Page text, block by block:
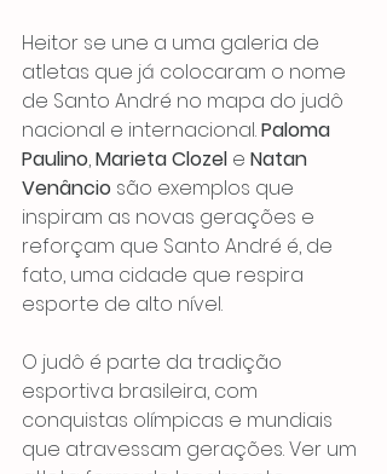
Heitor se une a uma galeria de
atletas que já colocaram o nome
de Santo André no mapa do judô
nacional e internacional. Paloma
Paulino, Marieta Clozel e Natan
Venâncio são exemplos que
inspiram as novas gerações e
reforçam que Santo André é, de
fato, uma cidade que respira
esporte de alto nível.
O judô é parte da tradição
esportiva brasileira, com
conquistas olímpicas e mundiais
que atravessam gerações. Ver um